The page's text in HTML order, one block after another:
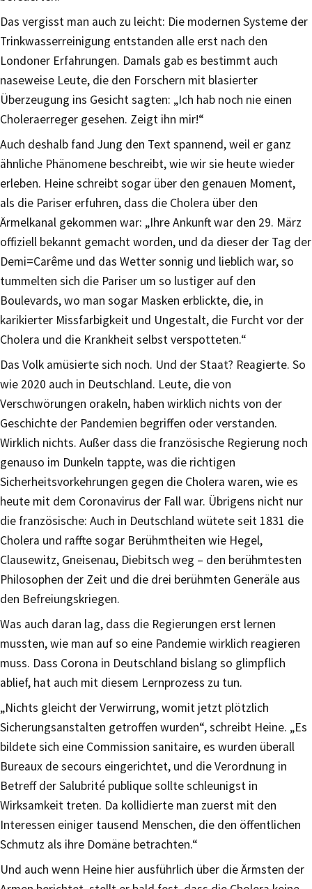
Das vergisst man auch zu leicht: Die modernen Systeme der
Trinkwasserreinigung entstanden alle erst nach den
Londoner Erfahrungen. Damals gab es bestimmt auch
naseweise Leute, die den Forschern mit blasierter
Überzeugung ins Gesicht sagten: „Ich hab noch nie einen
Choleraerreger gesehen. Zeigt ihn mir!“
Auch deshalb fand Jung den Text spannend, weil er ganz
ähnliche Phänomene beschreibt, wie wir sie heute wieder
erleben. Heine schreibt sogar über den genauen Moment,
als die Pariser erfuhren, dass die Cholera über den
Ärmelkanal gekommen war: „Ihre Ankunft war den 29. März
offiziell bekannt gemacht worden, und da dieser der Tag der
Demi=Carême und das Wetter sonnig und lieblich war, so
tummelten sich die Pariser um so lustiger auf den
Boulevards, wo man sogar Masken erblickte, die, in
karikierter Missfarbigkeit und Ungestalt, die Furcht vor der
Cholera und die Krankheit selbst verspotteten.“
Das Volk amüsierte sich noch. Und der Staat? Reagierte. So
wie 2020 auch in Deutschland. Leute, die von
Verschwörungen orakeln, haben wirklich nichts von der
Geschichte der Pandemien begriffen oder verstanden.
Wirklich nichts. Außer dass die französische Regierung noch
genauso im Dunkeln tappte, was die richtigen
Sicherheitsvorkehrungen gegen die Cholera waren, wie es
heute mit dem Coronavirus der Fall war. Übrigens nicht nur
die französische: Auch in Deutschland wütete seit 1831 die
Cholera und raffte sogar Berühmtheiten wie Hegel,
Clausewitz, Gneisenau, Diebitsch weg – den berühmtesten
Philosophen der Zeit und die drei berühmten Generäle aus
den Befreiungskriegen.
Was auch daran lag, dass die Regierungen erst lernen
mussten, wie man auf so eine Pandemie wirklich reagieren
muss. Dass Corona in Deutschland bislang so glimpflich
ablief, hat auch mit diesem Lernprozess zu tun.
„Nichts gleicht der Verwirrung, womit jetzt plötzlich
Sicherungsanstalten getroffen wurden“, schreibt Heine. „Es
bildete sich eine Commission sanitaire, es wurden überall
Bureaux de secours eingerichtet, und die Verordnung in
Betreff der Salubrité publique sollte schleunigst in
Wirksamkeit treten. Da kollidierte man zuerst mit den
Interessen einiger tausend Menschen, die den öffentlichen
Schmutz als ihre Domäne betrachten.“
Und auch wenn Heine hier ausführlich über die Ärmsten der